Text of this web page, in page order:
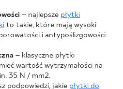
– najlepsze płytki
to takie, które mają wysoki
i antypoślizgowości
– klasyczne płytki
wartość wytrzymałości na
35 N / mm2.
podpowiedzi, jakie płytki do